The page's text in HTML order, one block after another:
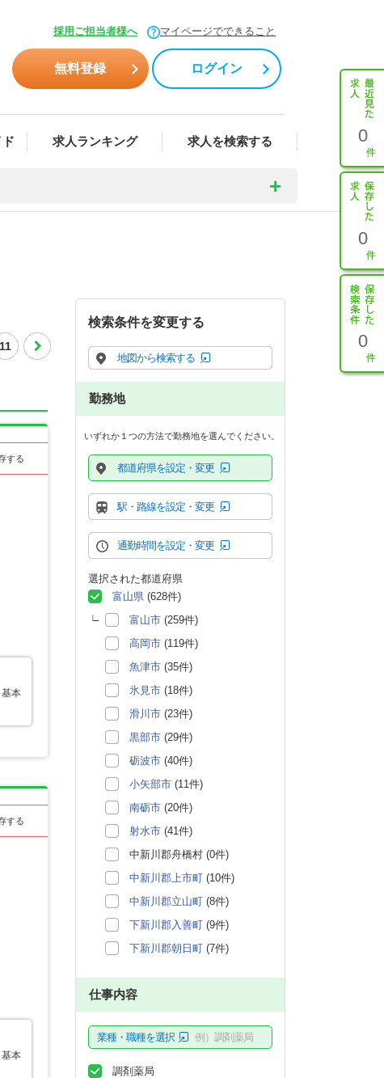
採用ご担当者様へ マイページでできること
無料登録 ログイン
求人ランキング 求人を検索する 0
0
0
11
する
本
する
本
検索条件を変更する
地図から検索する
勤務地
いずれか１つの方法で勤務地を選んでください。
都道府県を設定・変更
駅・路線を設定・変更
通勤時間を設定・変更
選択された都道府県
富山県 (628件)
富山市 (259件)
高岡市 (119件)
魚津市 (35件)
氷見市 (18件)
滑川市 (23件)
黒部市 (29件)
砺波市 (40件)
小矢部市 (11件)
南砺市 (20件)
射水市 (41件)
中新川郡舟橋村 (0件)
中新川郡上市町 (10件)
中新川郡立山町 (8件)
下新川郡入善町 (9件)
下新川郡朝日町 (7件)
仕事内容
業種・職種を選択 例）調剤薬局
調剤薬局